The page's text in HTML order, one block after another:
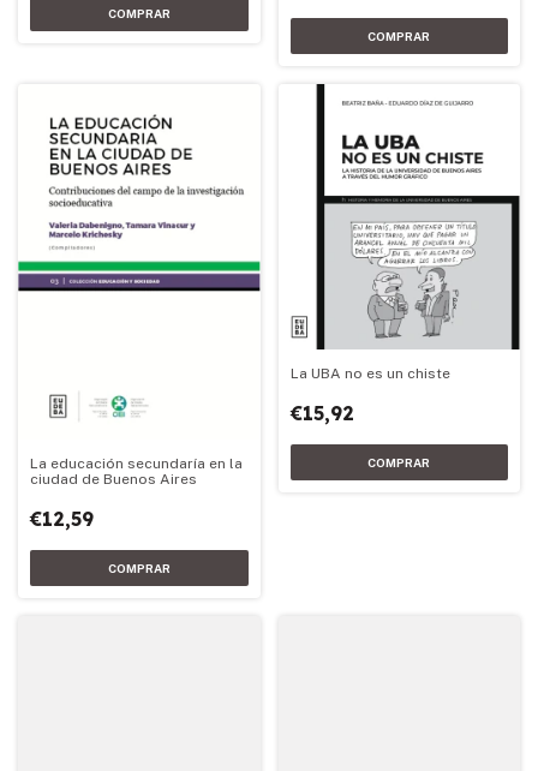
La educación secundaría en la
ciudad de Buenos Aires
€12,59
La UBA no es un chiste
€15,92